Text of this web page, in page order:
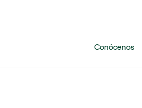
Conócenos